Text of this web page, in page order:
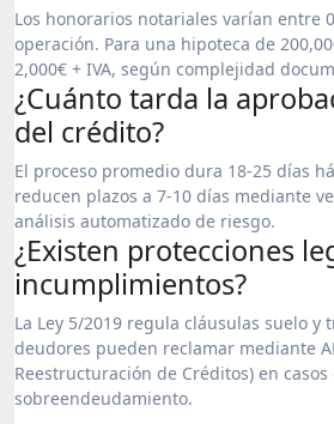
Los honorarios notariales varían entre
operación. Para una hipoteca de
2,000€ + IVA, según complejidad
¿Cuánto tarda la
del crédito?
El proceso promedio dura 18-25 días
reducen plazos a 7-10 días mediante
análisis automatizado de riesgo.
¿Existen protecciones
incumplimientos?
La Ley 5/2019 regula cláusulas suelo y
deudores pueden reclamar mediante
Reestructuración de Créditos) en casos
sobreendeudamiento.